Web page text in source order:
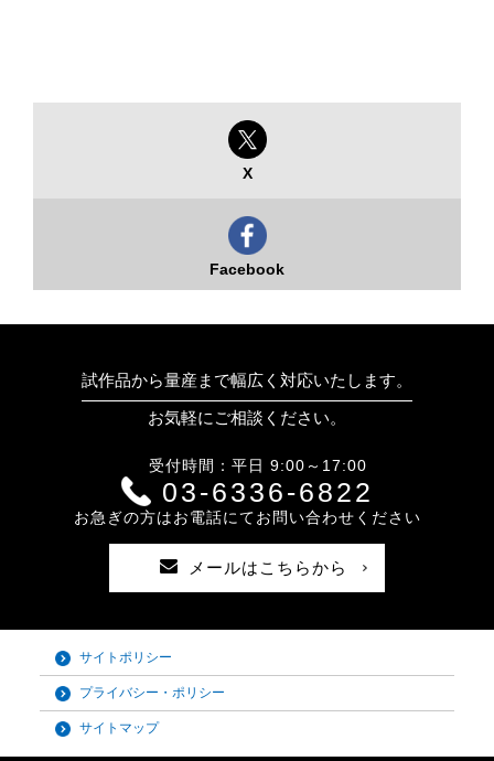
X
Facebook
試作品から量産まで幅広く対応いたします。
お気軽にご相談ください。
受付時間：平日 9:00～17:00
03-6336-6822
お急ぎの方はお電話にてお問い合わせください
メールはこちらから
サイトポリシー
プライバシー・ポリシー
サイトマップ